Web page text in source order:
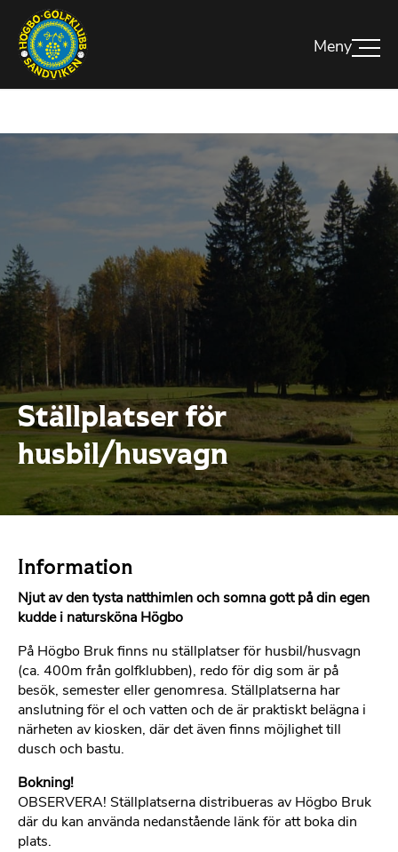
Ställplatser för
husbil/husvagn
Information
Njut av den tysta natthimlen och somna gott på din egen
kudde i natursköna Högbo
På Högbo Bruk finns nu ställplatser för husbil/husvagn
(ca. 400m från golfklubben), redo för dig som är på
besök, semester eller genomresa. Ställplatserna har
anslutning för el och vatten och de är praktiskt belägna i
närheten av kiosken, där det även finns möjlighet till
dusch och bastu.
Bokning!
OBSERVERA! Ställplatserna distribueras av Högbo Bruk
där du kan använda nedanstående länk för att boka din
plats.